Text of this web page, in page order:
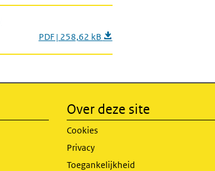
PDF | 258,62 kB
Over deze site
Cookies
Privacy
Toegankelijkheid